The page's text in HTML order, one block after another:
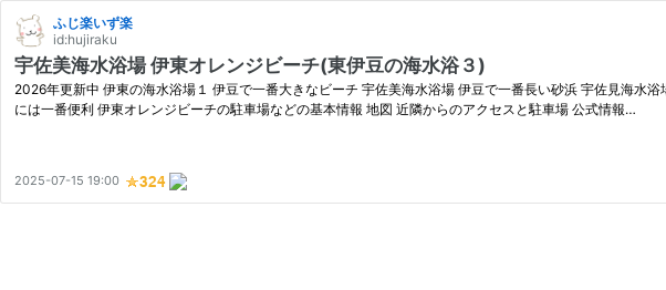
ふじ楽いず楽
id:hujiraku
宇佐美海水浴場 伊東オレンジビーチ(東伊豆の海水浴３)
2026年更新中 伊東の海水浴場１ 伊豆で一番大きなビーチ 宇佐美海水浴場 伊豆で一番長い砂浜 宇佐見海水
には一番便利 伊東オレンジビーチの駐車場などの基本情報 地図 近隣からのアクセスと駐車場 公式情報…
2025-07-15 19:00